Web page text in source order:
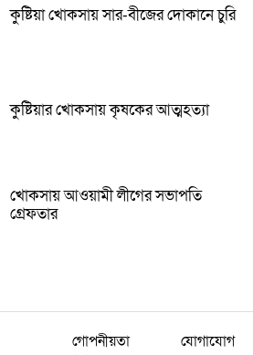
কুষ্টিয়া খোকসায় সার-বীজের দোকানে চুরি
কুষ্টিয়ার খোকসায় কৃষকের আত্মহত্যা
খোকসায় আওয়ামী লীগের সভাপতি
গ্রেফতার
গোপনীয়তা
যোগাযোগ